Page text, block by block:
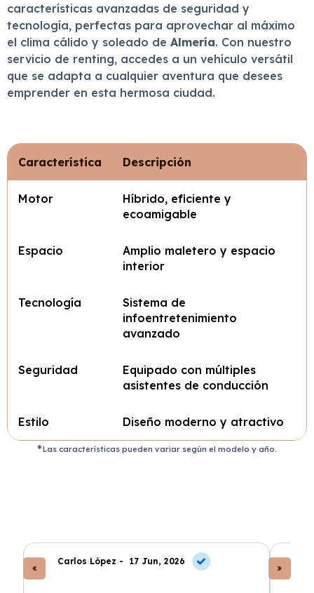
características avanzadas de seguridad y
tecnología, perfectas para aprovechar al máximo
el clima cálido y soleado de Almería. Con nuestro
servicio de renting, accedes a un vehículo versátil
que se adapta a cualquier aventura que desees
emprender en esta hermosa ciudad.
Característica Descripción
Motor
Híbrido, eficiente y
ecoamigable
Espacio
Amplio maletero y espacio
interior
Tecnología
Sistema de
infoentretenimiento
avanzado
Seguridad
Equipado con múltiples
asistentes de conducción
Estilo Diseño moderno y atractivo
Las características pueden variar según el modelo y año.
Carlos López - 17 Jun, 2026